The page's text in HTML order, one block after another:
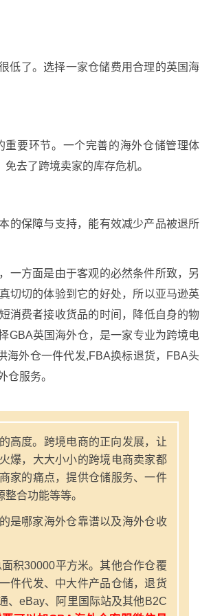
低了。选择一家仓储费用合理的英国海
要环节。一个完善的海外仓储管理体
去了跨境卖家的库存危机。
的保障与支持，能有效减少产品被退所
一方面是由于客观的必然条件所致，另
切切的体验到它的好处，所以亚马逊英
消费者接收货品的时间，降低自身的物
GBA英国海外仓，是一家专业为跨境电
海外仓一件代发,FBA换标退货，FBA头
仓服务。
高度。跨境电商的正向发展，让
爆，大大小小的跨境电商卖家都
家的痛点，提供仓储服务、一件
合功能等等。
是哪家海外仓靠谱以及海外仓收
积30000平方米。其他合作仓覆
件代发、中大件产品仓储，退货
、eBay、阿里国际站及其他B2C